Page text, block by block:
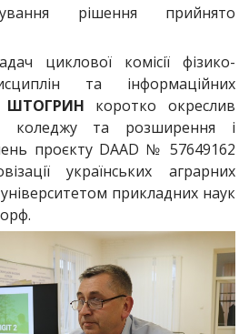
рішення прийнято
циклової комісії фізико-
та інформаційних
ШТОГРИН коротко окреслив
коледжу та розширення і
проєкту DAAD № 57649162
українських аграрних
університетом прикладних наук